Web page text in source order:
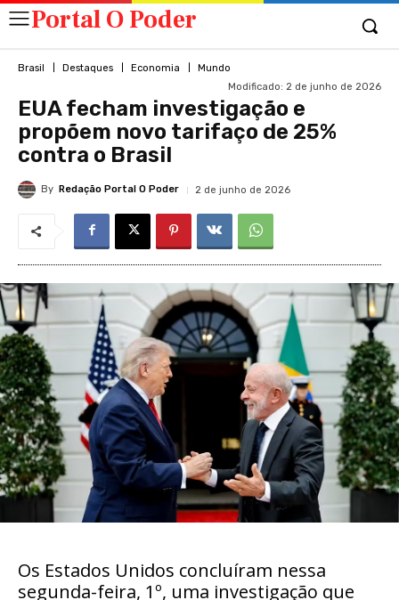
Portal O Poder
Brasil Destaques Economia
Mundo
Modificado: 2 de junho de 2026
EUA fecham investigação e
propõem novo tarifaço de 25%
contra o Brasil
By Redação Portal O Poder 2 de junho de 2026
Os Estados Unidos concluíram nessa
segunda-feira, 1º, uma investigação que